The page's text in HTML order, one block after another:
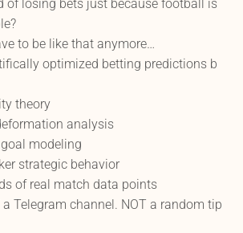
of losing bets just because football is
to be like that anymore…
optimized betting predictions b
theory
analysis
modeling
strategic behavior
of real match data points
Telegram channel. NOT a random tip